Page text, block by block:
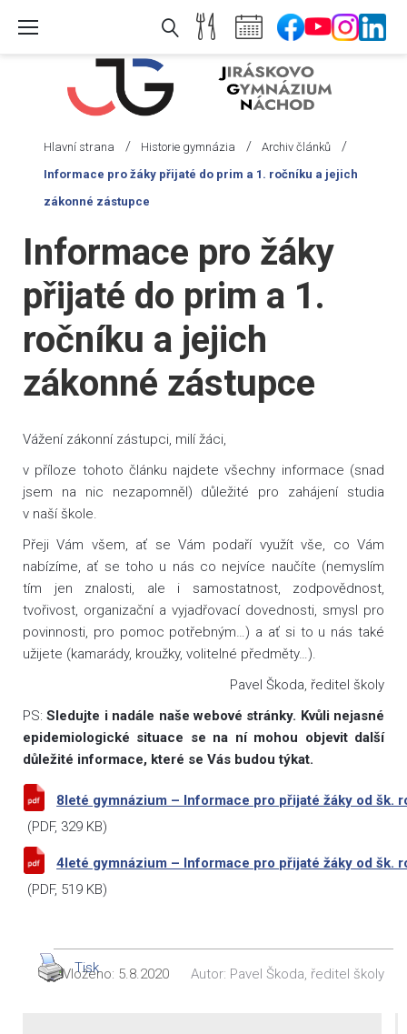
Hlavní strana / Historie gymnázia / Archiv článků /
Informace pro žáky přijaté do prim a 1. ročníku a jejich
zákonné zástupce
Informace pro žáky
přijaté do prim a 1.
ročníku a jejich
zákonné zástupce
Vážení zákonní zástupci, milí žáci,
v příloze tohoto článku najdete všechny informace (snad
jsem na nic nezapomněl) důležité pro zahájení studia
v naší škole.
Přeji Vám všem, ať se Vám podaří využít vše, co Vám
nabízíme, ať se toho u nás co nejvíce naučíte (nemyslím
tím jen znalosti, ale i samostatnost, zodpovědnost,
tvořivost, organizační a vyjadřovací dovednosti, smysl pro
povinnosti, pro pomoc potřebným…) a ať si to u nás také
užijete (kamarády, kroužky, volitelné předměty…).
Pavel Škoda, ředitel školy
PS:Sledujte i nadále naše webové stránky. Kvůli nejasné
epidemiologické situace se na ní mohou objevit další
důležité informace, které se Vás budou týkat.
8leté gymnázium – Informace pro přijaté žáky od šk.
(PDF, 329 KB)
4leté gymnázium – Informace pro přijaté žáky od šk.
(PDF, 519 KB)
Tisk
Vloženo: 5.8.2020 Autor: Pavel Škoda, ředitel školy